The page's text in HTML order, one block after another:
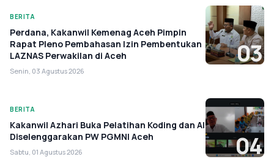
BERITA
Perdana, Kakanwil Kemenag Aceh Pimpin
Rapat Pleno Pembahasan Izin Pembentukan
LAZNAS Perwakilan di Aceh
Senin, 03 Agustus 2026
03
BERITA
Kakanwil Azhari Buka Pelatihan Koding dan AI
Diselenggarakan PW PGMNI Aceh
Sabtu, 01 Agustus 2026 04